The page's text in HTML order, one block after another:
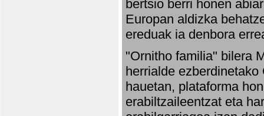
bertsio berri honen
Europan aldizka
ereduak ia denbora
"Ornitho familia" bilera
herrialde
hauetan, plataforma
erabiltzaileentzat eta